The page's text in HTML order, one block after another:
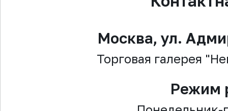
Москва, ул.
Торговая галерея
Режим